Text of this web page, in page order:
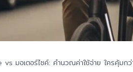
vs มอเตอร์ไซค์: คำนวณค่าใช้จ่าย ใครคุ้มกว่